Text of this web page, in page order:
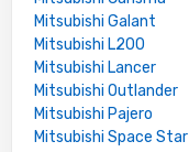
Mitsubishi Galant
Mitsubishi L200
Mitsubishi Lancer
Mitsubishi Outlander
Mitsubishi Pajero
Mitsubishi Space Star